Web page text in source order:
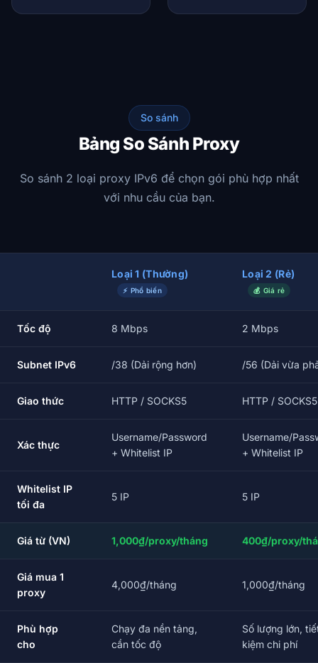
So sánh
Bảng So Sánh Proxy
So sánh 2 loại proxy IPv6 để chọn gói phù hợp nhất
với nhu cầu của bạn.
Loại 1 (Thường)
⚡ Phổ biến
Loại 2 (Rẻ)
💰 Giá rẻ
Tốc độ 8 Mbps 2 Mbps
Subnet IPv6 /38 (Dải rộng hơn) /56 (Dải vừa
Giao thức HTTP / SOCKS5 HTTP / SOCKS5
Xác thực
Username/Password
+ Whitelist IP
Username/
+ Whitelist IP
Whitelist IP
tối đa
5 IP 5 IP
Giá từ (VN) 1,000₫/proxy/tháng 400₫/proxy/
Giá mua 1
proxy
4,000₫/tháng 1,000₫/tháng
Phù hợp
cho
Chạy đa nền tảng,
cần tốc độ
Số lượng lớn,
kiệm chi phí